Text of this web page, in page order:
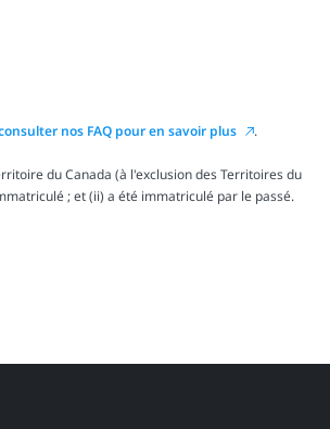
nos FAQ pour en savoir plus .
du Canada (à l'exclusion des Territoires du
; et (ii) a été immatriculé par le passé.